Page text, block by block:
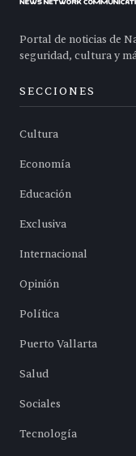
Portal de noticias de
seguridad, cultura y
SECCIONES
Cultura
Economía
Educación
Exclusiva
Internacional
Opinión
Política
Puerto Vallarta
Salud
Sociales
Tecnología